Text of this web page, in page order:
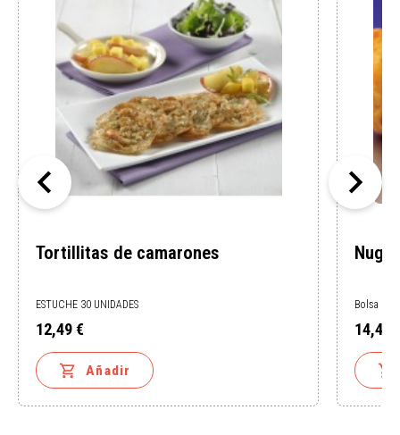
Tortillitas de camarones
ESTUCHE 30 UNIDADES
Precio
12,49 €
 Añadir
Bolsa 1
Precio
14,45

 